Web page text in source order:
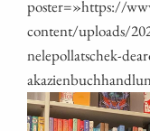
poster=»https://
content/uploads/
nelepollatschek-